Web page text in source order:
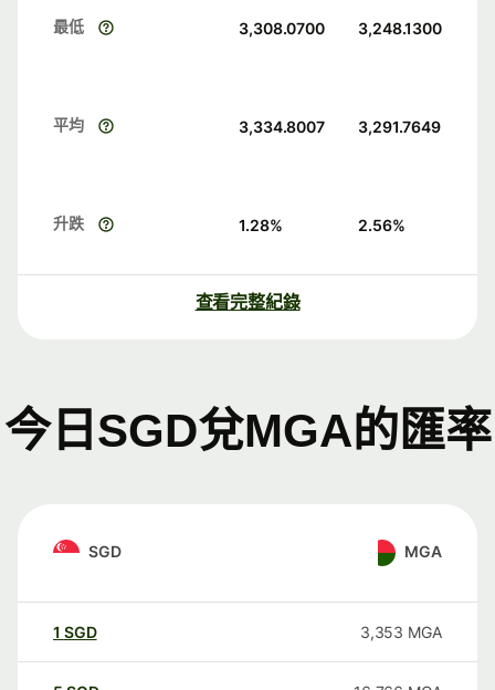
最低 3,308.0700 3,248.1300
平均 3,334.8007 3,291.7649
升跌 1.28% 2.56%
查看完整紀錄
今日SGD兌MGA的匯率
SGD MGA
1 SGD 3,353 MGA